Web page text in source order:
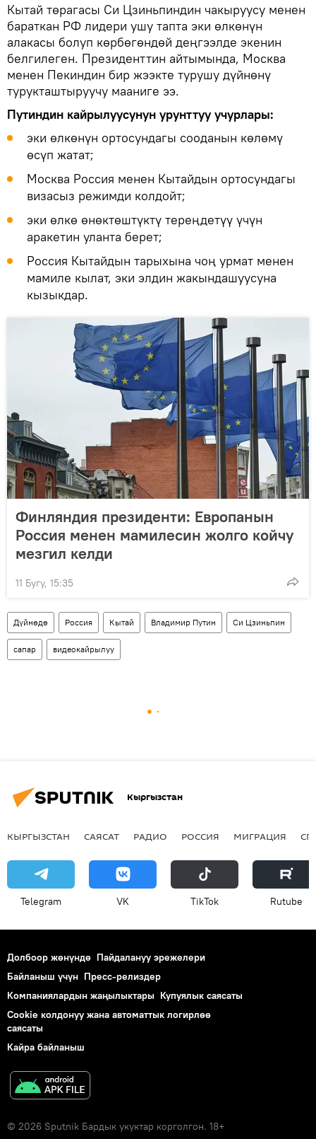
Кытай төрагасы Си Цзиньпиндин чакыруусу менен
бараткан РФ лидери ушу тапта эки өлкөнүн
алакасы болуп көрбөгөндөй деңгээлде экенин
белгилеген. Президенттин айтымында, Москва
менен Пекиндин бир жээкте турушу дүйнөнү
турукташтыруучу мааниге ээ.
Путиндин кайрылуусунун урунттуу учурлары:
эки өлкөнүн ортосундагы сооданын көлөмү
өсүп жатат;
Москва Россия менен Кытайдын ортосундагы
визасыз режимди колдойт;
эки өлкө өнөктөштүктү тереңдетүү үчүн
аракетин уланта берет;
Россия Кытайдын тарыхына чоң урмат менен
мамиле кылат, эки элдин жакындашуусуна
кызыкдар.
Финляндия президенти: Европанын
Россия менен мамилесин жолго койчу
мезгил келди
11 Бугу, 15:35
Дүйнөдө Россия Кытай Владимир Путин Си Цзиньпин
сапар видеокайрылуу
Кыргызстан
КЫРГЫЗСТАН САЯСАТ РАДИО РОССИЯ МИГРАЦИЯ
Telegram VK ТikТоk Rutube
Долбоор жөнүндө Пайдалануу эрежелери
Байланыш үчүн Пресс-релиздер
Компаниялардын жаңылыктары Купуялык саясаты
Cookie колдонуу жана автоматтык логирлөө
саясаты
Кайра байланыш
© 2026 Sputnik Бардык укуктар корголгон. 18+